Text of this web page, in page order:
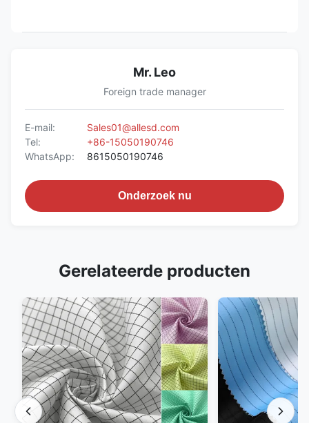
Mr. Leo
Foreign trade manager
E-mail:
Sales01@allesd.com
Tel:
+86-15050190746
WhatsApp:
8615050190746
Onderzoek nu
Gerelateerde producten